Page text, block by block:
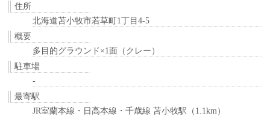
住所
北海道苫小牧市若草町1丁目4-5
概要
多目的グラウンド×1面（クレー）
駐車場
-
最寄駅
JR室蘭本線・日高本線・千歳線 苫小牧駅（1.1km）